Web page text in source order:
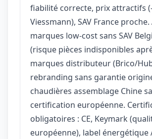
fiabilité correcte, prix attractifs
Viessmann), SAV France proche.
marques low-cost sans SAV
(risque pièces indisponibles
marques distributeur (Brico/
rebranding sans garantie
chaudières assemblage Chine
certification européenne.
obligatoires : CE, Keymark
européenne), label énergétique